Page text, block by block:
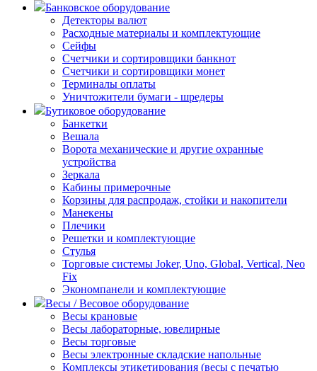
Банковское оборудование
Детекторы валют
Расходные материалы и комплектующие
Сейфы
Счетчики и сортировщики банкнот
Счетчики и сортировщики монет
Терминалы оплаты
Уничтожители бумаги - шредеры
Бутиковое оборудование
Банкетки
Вешала
Ворота механические и другие охранные
устройства
Зеркала
Кабины примерочные
Корзины для распродаж, стойки и накопители
Манекены
Плечики
Решетки и комплектующие
Стулья
Торговые системы Joker, Uno, Global, Vertical, Neo
Fix
Экономпанели и комплектующие
Весы / Весовое оборудование
Весы крановые
Весы лабораторные, ювелирные
Весы торговые
Весы электронные складские напольные
Комплексы этикетирования (весы с печатью